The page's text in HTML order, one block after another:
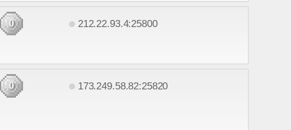
0 212.22.93.4:25800
0 173.249.58.82:25820